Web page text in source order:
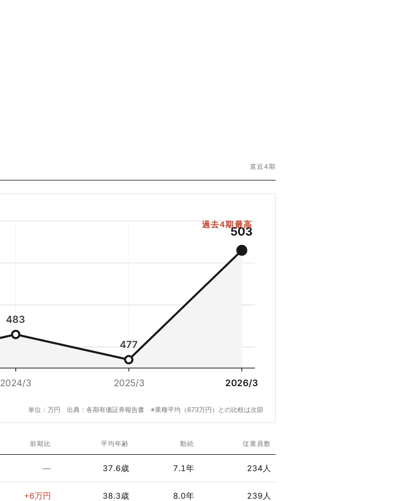
直近4期
483
477
503
過去4期最高
2024/3 2025/3 2026/3
単位：万円 出典：各期有価証券報告書 ※業種平均（673万円）との比較は次節
前期比 平均年齢 勤続 従業員数
— 37.6歳 7.1年 234人
+6万円 38.3歳 8.0年 239人